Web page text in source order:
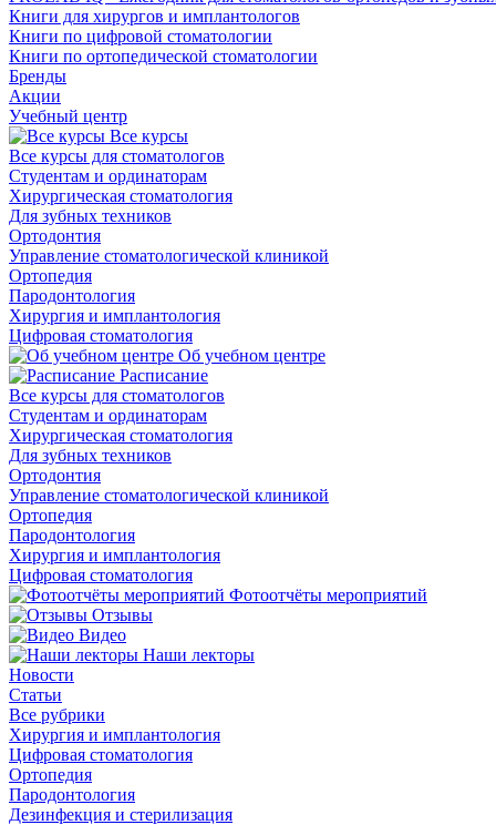
Книги для хирургов и имплантологов
Книги по цифровой стоматологии
Книги по ортопедической стоматологии
Бренды
Акции
Учебный центр
Все курсы
Все курсы для стоматологов
Студентам и ординаторам
Хирургическая стоматология
Для зубных техников
Ортодонтия
Управление стоматологической клиникой
Ортопедия
Пародонтология
Хирургия и имплантология
Цифровая стоматология
Об учебном центре
Расписание
Все курсы для стоматологов
Студентам и ординаторам
Хирургическая стоматология
Для зубных техников
Ортодонтия
Управление стоматологической клиникой
Ортопедия
Пародонтология
Хирургия и имплантология
Цифровая стоматология
Фотоотчёты мероприятий
Отзывы
Видео
Наши лекторы
Новости
Статьи
Все рубрики
Хирургия и имплантология
Цифровая стоматология
Ортопедия
Пародонтология
Дезинфекция и стерилизация